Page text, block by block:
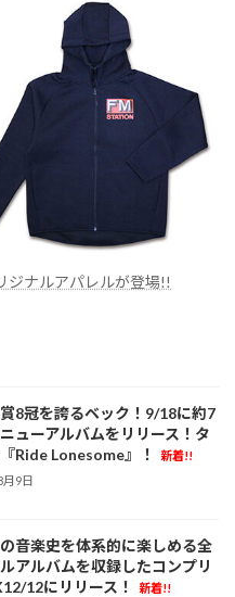
ジナルアパレルが登場!!
8冠を誇るベック！9/18に約7
ューアルバムをリリース！タ
Ride Lonesome』！
新着!!
月9日
音楽史を体系的に楽しめる全
アルバムを収録したコンプリ
12にリリース！
新着!!